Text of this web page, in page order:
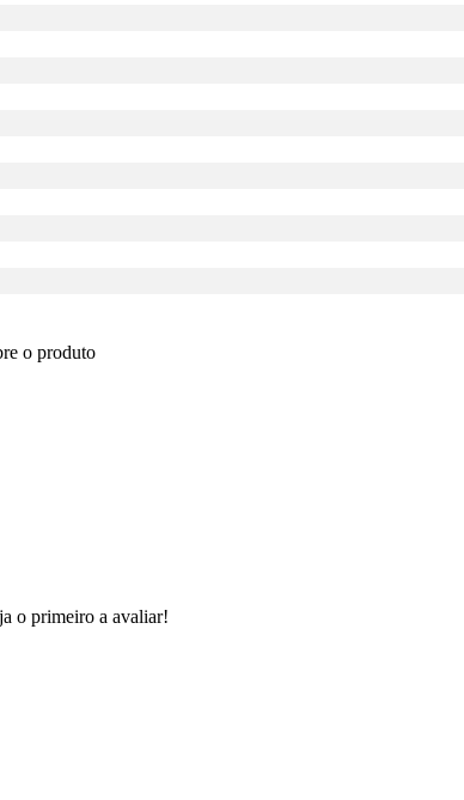
o produto
o primeiro a avaliar!